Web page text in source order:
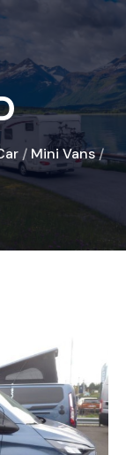
/ Mini Vans/